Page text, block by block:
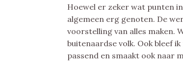
Hoewel er zeker wat punten
algemeen erg genoten. De
voorstelling van alles maken.
buitenaardse volk. Ook bleef
passend en smaakt ook naar